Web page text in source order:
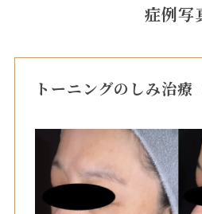
症例写
トーニングのしみ治療